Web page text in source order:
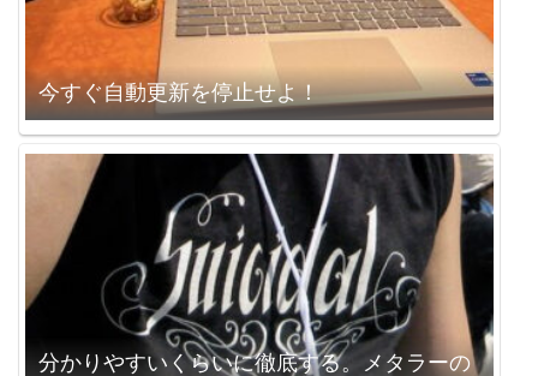
今すぐ自動更新を停止せよ！
分かりやすいくらいに徹底する。メタラーの